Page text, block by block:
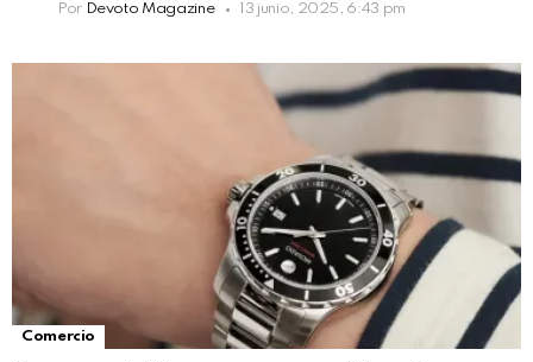
Por Devoto Magazine 13 junio, 2025, 6:43 pm
Comercio